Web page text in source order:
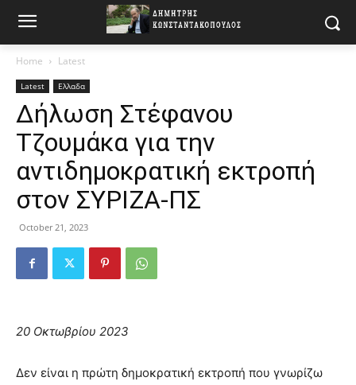
Home Latest
Latest Ελλαδα
Δήλωση Στέφανου
Τζουμάκα για την
αντιδημοκρατική εκτροπή
στον ΣΥΡΙΖΑ-ΠΣ
October 21, 2023
20 Οκτωβρίου 2023
Δεν είναι η πρώτη δημοκρατική εκτροπή που γνωρίζω